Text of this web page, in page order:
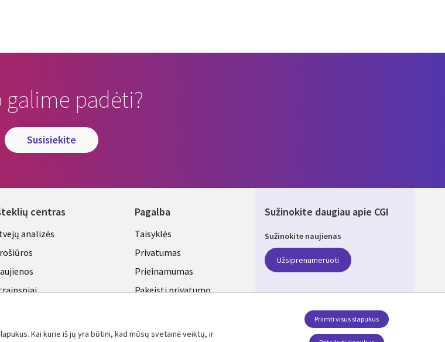
galime padėti?
susisiekite
centras
analizės
Pagalba
Legal
LITHUANIA
Taisyklės
Privatumas
Prieinamumas
Pakeisti privatumo
Sužinokite daugiau apie CGI
Sužinokite naujienas
Užsiprenumeruoti
Kai kurie iš jų yra būtini, kad mūsų svetainė veiktų, ir
Priimti visus slapukus